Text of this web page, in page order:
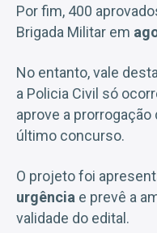
Por fim, 400
Brigada Militar em
No entanto, vale
a Policia Civil só
aprove a prorrogação
último concurso.
O projeto foi
urgência e prevê a
validade do edital.